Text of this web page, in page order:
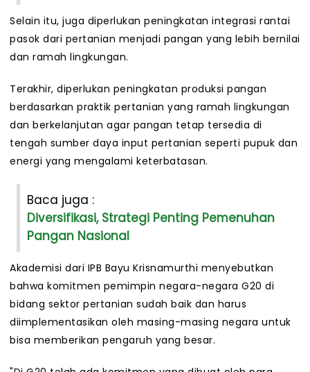
Selain itu, juga diperlukan peningkatan integrasi rantai
pasok dari pertanian menjadi pangan yang lebih bernilai
dan ramah lingkungan.
Terakhir, diperlukan peningkatan produksi pangan
berdasarkan praktik pertanian yang ramah lingkungan
dan berkelanjutan agar pangan tetap tersedia di
tengah sumber daya input pertanian seperti pupuk dan
energi yang mengalami keterbatasan.
Baca juga :
Diversifikasi, Strategi Penting Pemenuhan
Pangan Nasional
Akademisi dari IPB Bayu Krisnamurthi menyebutkan
bahwa komitmen pemimpin negara-negara G20 di
bidang sektor pertanian sudah baik dan harus
diimplementasikan oleh masing-masing negara untuk
bisa memberikan pengaruh yang besar.